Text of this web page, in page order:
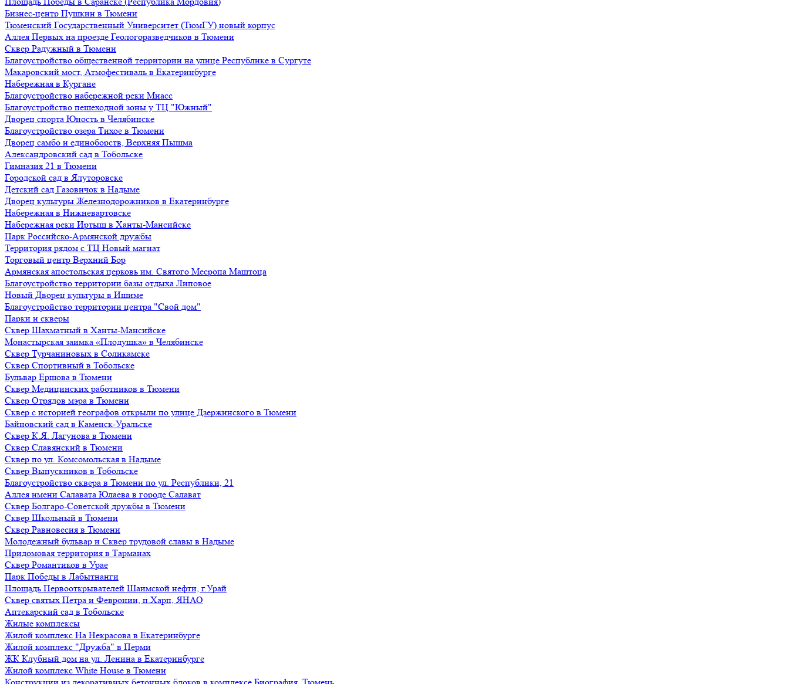
Бизнес-центр Пушкин в Тюмени
Тюменский Государственный Университет (ТюмГУ) новый корпус
Аллея Первых на проезде Геологоразведчиков в Тюмени
Сквер Радужный в Тюмени
Благоустройство общественной территории на улице Республике в Сургуте
Макаровский мост, Атмофестиваль в Екатеринбурге
Набережная в Кургане
Благоустройство набережной реки Миасс
Благоустройство пешеходной зоны у ТЦ "Южный"
Дворец спорта Юность в Челябинске
Благоустройство озера Тихое в Тюмени
Дворец самбо и единоборств, Верхняя Пышма
Александровский сад в Тобольске
Гимназия 21 в Тюмени
Городской сад в Ялуторовске
Детский сад Газовичок в Надыме
Дворец культуры Железнодорожников в Екатеринбурге
Набережная в Нижневартовске
Набережная реки Иртыш в Ханты-Мансийске
Парк Российско-Армянской дружбы
Территория рядом с ТЦ Новый магнат
Торговый центр Верхний Бор
Армянская апостольская церковь им. Святого Месропа Маштоца
Благоустройство территории базы отдыха Липовое
Нoвый Двoрeц культуры в Ишимe
Благоустройство территории центра "Свой дом"
Парки и скверы
Сквер Шахматный в Ханты-Мансийске
Монастырская заимка «Плодушка» в Челябинске
Сквер Турчаниновых в Соликамске
Сквер Спортивный в Тобольске
Бульвар Ершова в Тюмени
Сквер Медицинских работников в Тюмени
Сквер Отрядов мэра в Тюмени
Сквер с историей географов открыли по улице Дзержинского в Тюмени
Байновский сад в Каменск-Уральске
Сквер К.Я. Лагунова в Тюмени
Сквер Славянский в Тюмени
Сквер по ул. Комсомольская в Надыме
Сквер Выпускников в Тобольске
Благоустройство сквера в Тюмени по ул. Республики, 21
Аллея имени Салавата Юлаева в городе Салават
Сквер Болгаро-Советской дружбы в Тюмени
Сквер Школьный в Тюмени
Сквер Равновесия в Тюмени
Молодежный бульвар и Сквер трудовой славы в Надыме
Придомовая территория в Тарманах
Сквер Романтиков в Урае
Парк Победы в Лабытнанги
Площадь Первооткрывателей Шаимской нефти, г.Урай
Сквер святых Петра и Февронии, п.Харп, ЯНАО
Аптекарский сад в Тобольске
Жилые комплексы
Жилой комплекс На Некрасова в Екатеринбурге
Жилой комплекс "Дружба" в Перми
ЖК Клубный дом на ул. Ленина в Екатеринбурге
Жилой комплекс White House в Тюмени